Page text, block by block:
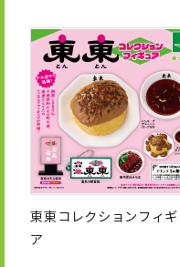
東東コレクションフィギ
ア